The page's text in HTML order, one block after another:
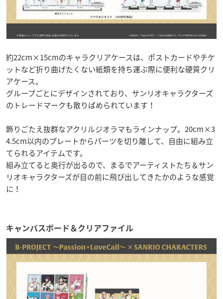
約22cm×15cmのキャラクリアケースは、ポストカードやチケ
ットなど折り曲げたくない紙類を持ち運ぶ際に便利な硬質クリ
アケース。
グループごとにデザインされており、サンリオキャラクターズ
のトレードマークも散りばめられています！
飾りごたえ抜群なアクリルジオラマもラインナップ。20cm×3
4.5cm以内のプレートからパーツを切り離して、自由に組み立
てられるアイテムです。
組み立てると奥行が出るので、まるでアーティストたち＆サン
リオキャラクターズが目の前に飛び出してきたかのような感覚
に！
キャンバスボード＆クリアファイル